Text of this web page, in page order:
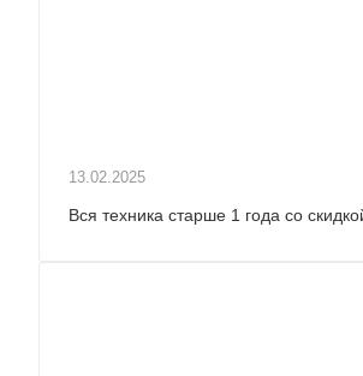
13.02.2025
Вся техника старше 1 года со